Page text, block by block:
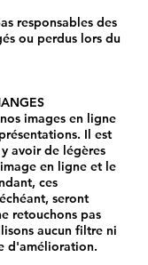
responsables des
ou perdus lors du
images en ligne
Il est
avoir de légères
en ligne et le
ces
seront
retouchons pas
aucun filtre ni
d'amélioration.